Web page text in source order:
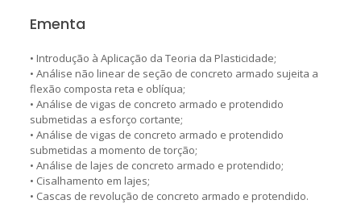
Ementa
• Introdução à Aplicação da Teoria da Plasticidade;
• Análise não linear de seção de concreto armado sujeita a
flexão composta reta e oblíqua;
• Análise de vigas de concreto armado e protendido
submetidas a esforço cortante;
• Análise de vigas de concreto armado e protendido
submetidas a momento de torção;
• Análise de lajes de concreto armado e protendido;
• Cisalhamento em lajes;
• Cascas de revolução de concreto armado e protendido.